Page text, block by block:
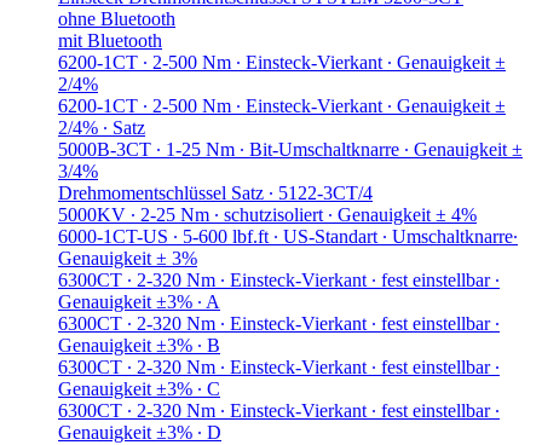
ohne Bluetooth
mit Bluetooth
6200-1CT ∙ 2-500 Nm ∙ Einsteck-Vierkant ∙ Genauigkeit ±
2/4%
6200-1CT ∙ 2-500 Nm ∙ Einsteck-Vierkant ∙ Genauigkeit ±
2/4% ∙ Satz
5000B-3CT ∙ 1-25 Nm ∙ Bit-Umschaltknarre ∙ Genauigkeit ±
3/4%
Drehmomentschlüssel Satz ∙ 5122-3CT/4
5000KV ∙ 2-25 Nm ∙ schutzisoliert ∙ Genauigkeit ± 4%
6000-1CT-US ∙ 5-600 lbf.ft ∙ US-Standart ∙ Umschaltknarre∙
Genauigkeit ± 3%
6300CT ∙ 2-320 Nm ∙ Einsteck-Vierkant ∙ fest einstellbar ∙
Genauigkeit ±3% ∙ A
6300CT ∙ 2-320 Nm ∙ Einsteck-Vierkant ∙ fest einstellbar ∙
Genauigkeit ±3% ∙ B
6300CT ∙ 2-320 Nm ∙ Einsteck-Vierkant ∙ fest einstellbar ∙
Genauigkeit ±3% ∙ C
6300CT ∙ 2-320 Nm ∙ Einsteck-Vierkant ∙ fest einstellbar ∙
Genauigkeit ±3% ∙ D